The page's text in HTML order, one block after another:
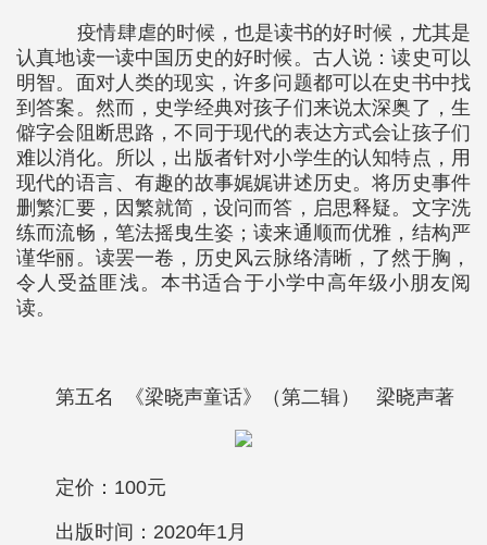
疫情肆虐的时候，也是读书的好时候，尤其是
认真地读一读中国历史的好时候。古人说：读史可以
明智。面对人类的现实，许多问题都可以在史书中找
到答案。然而，史学经典对孩子们来说太深奥了，生
僻字会阻断思路，不同于现代的表达方式会让孩子们
难以消化。所以，出版者针对小学生的认知特点，用
现代的语言、有趣的故事娓娓讲述历史。将历史事件
删繁汇要，因繁就简，设问而答，启思释疑。文字洗
练而流畅，笔法摇曳生姿；读来通顺而优雅，结构严
谨华丽。读罢一卷，历史风云脉络清晰，了然于胸，
令人受益匪浅。本书适合于小学中高年级小朋友阅
读。
第五名 《梁晓声童话》（第二辑） 梁晓声著
定价：100元
出版时间：2020年1月